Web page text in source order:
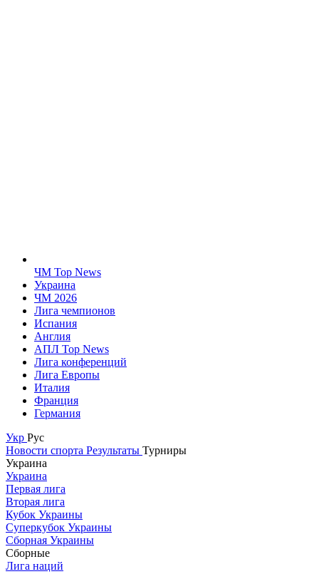
ЧМ Top News
Украина
ЧМ 2026
Лига чемпионов
Испания
Англия
АПЛ Top News
Лига конференций
Лига Европы
Италия
Франция
Германия
Укр Рус
Новости спорта Результаты Турниры
Украина
Украина
Первая лига
Вторая лига
Кубок Украины
Суперкубок Украины
Сборная Украины
Сборные
Лига наций